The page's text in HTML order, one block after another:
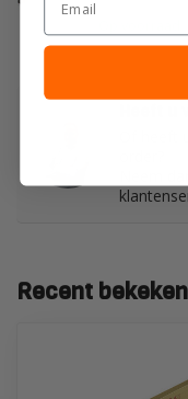
Of heeft
Recent bekeken